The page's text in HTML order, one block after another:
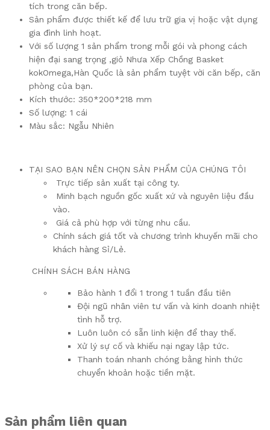
tích trong căn bếp.
Sản phẩm được thiết kế để lưu trữ gia vị hoặc vật dụng
gia đình linh hoạt.
Với số lượng 1 sản phẩm trong mỗi gói và phong cách
hiện đại sang trọng ,giỏ Nhưa Xếp Chồng Basket
kokOmega,Hàn Quốc là sản phẩm tuyệt vời căn bếp, căn
phòng của bạn.
Kích thước: 350*200*218 mm
Số lượng: 1 cái
Màu sắc: Ngẫu Nhiên
TẠI SAO BẠN NÊN CHỌN SẢN PHẨM CỦA CHÚNG TÔI
Trực tiếp sản xuất tại công ty.
Minh bạch nguồn gốc xuất xứ và nguyên liệu đầu
vào.
Giá cả phù hợp với từng nhu cầu.
Chính sách giá tốt và chương trình khuyến mãi cho
khách hàng Sỉ/Lẻ.
CHÍNH SÁCH BÁN HÀNG
Bảo hành 1 đổi 1 trong 1 tuần đầu tiên
Đội ngũ nhân viên tư vấn và kinh doanh nhiệt
tình hỗ trợ.
Luôn luôn có sẵn linh kiện để thay thế.
Xử lý sự cố và khiếu nại ngay lập tức.
Thanh toán nhanh chóng bằng hình thức
chuyển khoản hoặc tiền mặt.
Sản phẩm liên quan